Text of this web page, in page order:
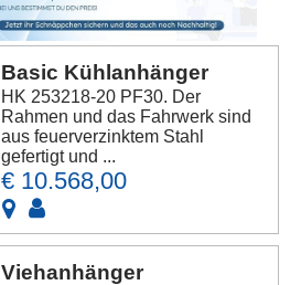
Basic Kühlanhänger
HK 253218-20 PF30. Der
Rahmen und das Fahrwerk sind
aus feuerverzinktem Stahl
gefertigt und ...
€ 10.568,00
Viehanhänger